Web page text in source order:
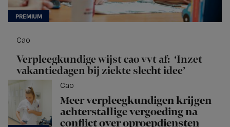
Cao
Verpleegkundige wijst cao vvt af: ‘Inzet
vakantiedagen bij ziekte slecht idee’
Cao
Meer verpleegkundigen krijgen
achterstallige vergoeding na
conflict over oproepdiensten